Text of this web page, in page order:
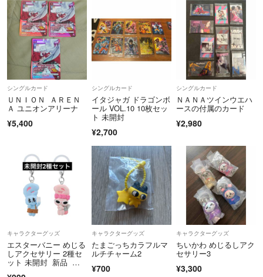
シングルカード
ＵＮＩＯＮ ＡＲＥＮ
Ａ ユニオンアリーナ
¥5,400
シングルカード
イタジャガ ドラゴンボ
ール VOL.10 10枚セッ
ト 未開封
¥2,700
シングルカード
ＮＡＮＡツインウエハ
ースの付属のカード
¥2,980
キャラクターグッズ
エスターバニー めじる
しアクセサリー 2種セ
ット 未開封 新品 ガ
キャラクターグッズ
たまごっちカラフルマ
ルチチャーム2
¥700
キャラクターグッズ
ちいかわ めじるしアク
セサリー3
¥3,300